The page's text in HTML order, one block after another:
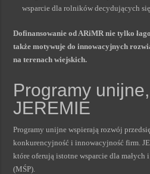
wsparcie dla rolników decydujących
Dofinansowanie od ARiMR nie tylko
także motywuje do innowacyjnych
na terenach wiejskich.
Programy
JEREMIE
Programy unijne wspierają rozwój
konkurencyjność i innowacyjność firm.
które oferują istotne wsparcie dla małych
(MŚP).